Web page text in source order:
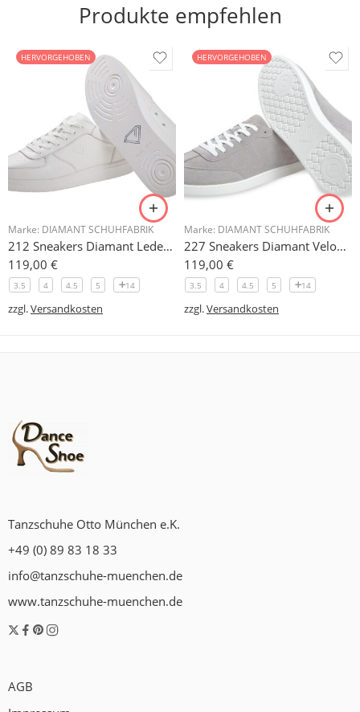
Produkte empfehlen
HERVORGEHOBEN
Marke: DIAMANT SCHUHFABRIK
212 Sneakers Diamant Leder weiss, drehfreudige Kunststoffsohle
119,00 €
3.5 4 4.5 5 14
zzgl.Versandkosten
HERVORGEHOBEN
Marke: DIAMANT SCHUHFABRIK
227 Sneakers Diamant Veloursleder hellgrau, drehfreudige Kunststoffsohle
119,00 €
3.5 4 4.5 5 14
zzgl.Versandkosten
Tanzschuhe Otto München e.K.
+49 (0) 89 83 18 33
info@tanzschuhe-muenchen.de
www.tanzschuhe-muenchen.de
AGB